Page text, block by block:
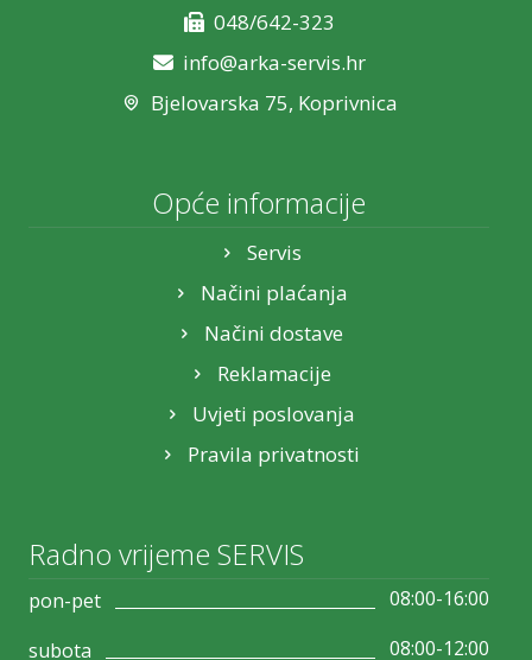
048/642-323
info@arka-servis.hr
Bjelovarska 75, Koprivnica
Opće informacije
Servis
Načini plaćanja
Načini dostave
Reklamacije
Uvjeti poslovanja
Pravila privatnosti
Radno vrijeme SERVIS
pon-pet
08:00-16:00
subota
08:00-12:00